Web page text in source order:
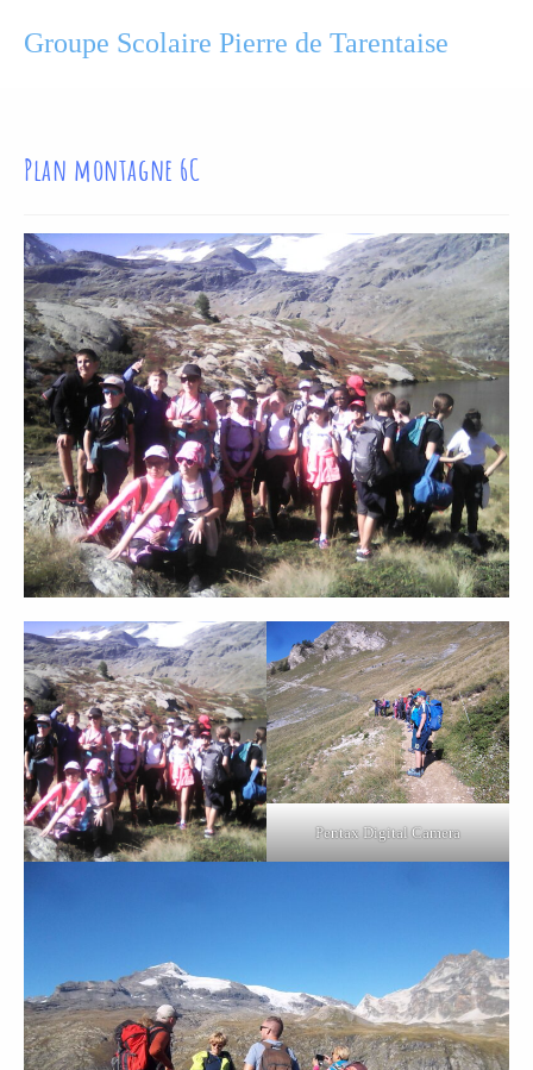
Groupe Scolaire Pierre de Tarentaise
Plan montagne 6C
Pentax Digital Camera